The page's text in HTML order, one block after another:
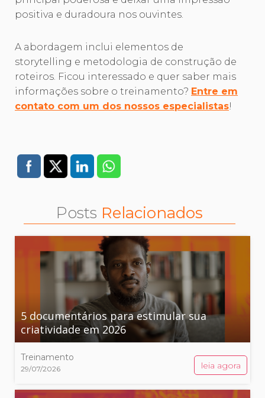
positiva e duradoura nos ouvintes.
A abordagem inclui elementos de
storytelling e metodologia de construção de
roteiros. Ficou interessado e quer saber mais
informações sobre o treinamento? Entre em
contato com um dos nossos especialistas!
Posts Relacionados
5 documentários para estimular sua
criatividade em 2026
Treinamento
29/07/2026 leia agora